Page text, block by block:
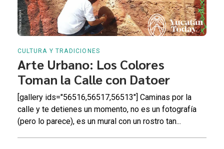
CULTURA Y TRADICIONES
Arte Urbano: Los Colores
Toman la Calle con Datoer
[gallery ids="56516,56517,56513"] Caminas por la
calle y te detienes un momento, no es un fotografía
(pero lo parece), es un mural con un rostro tan...